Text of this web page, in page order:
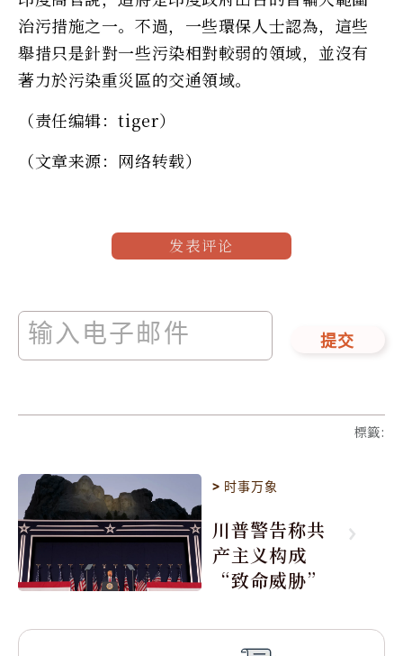
治污措施之一。不過，一些環保人士認為，這些
舉措只是針對一些污染相對較弱的領域，並沒有
著力於污染重災區的交通領域。
（责任编辑：tiger）
（文章来源：网络转载）
发表评论
提交
標籤:
> 时事万象
川普警告称共
产主义构成
“致命威胁”